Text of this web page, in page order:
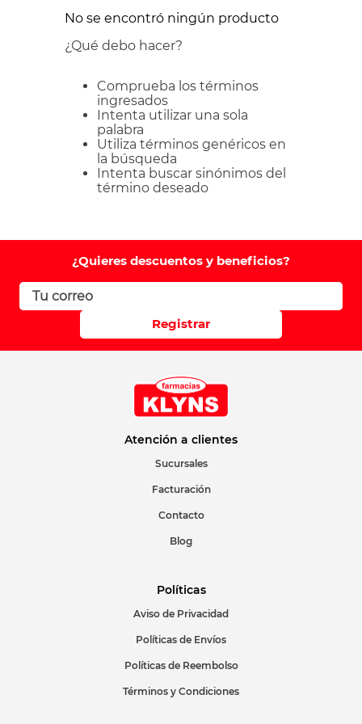
No se encontró ningún producto
¿Qué debo hacer?
Comprueba los términos
ingresados
Intenta utilizar una sola
palabra
Utiliza términos genéricos en
la búsqueda
Intenta buscar sinónimos del
término deseado
¿Quieres descuentos y beneficios?
Registrar
Atención a clientes
Sucursales
Facturación
Contacto
Blog
Políticas
Aviso de Privacidad
Políticas de Envíos
Políticas de Reembolso
Términos y Condiciones